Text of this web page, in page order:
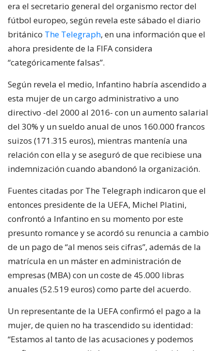
era el secretario general del organismo rector del
fútbol europeo, según revela este sábado el diario
británico The Telegraph, en una información que el
ahora presidente de la FIFA considera
“categóricamente falsas”.
Según revela el medio, Infantino habría ascendido a
esta mujer de un cargo administrativo a uno
directivo -del 2000 al 2016- con un aumento salarial
del 30% y un sueldo anual de unos 160.000 francos
suizos (171.315 euros), mientras mantenía una
relación con ella y se aseguró de que recibiese una
indemnización cuando abandonó la organización.
Fuentes citadas por The Telegraph indicaron que el
entonces presidente de la UEFA, Michel Platini,
confrontó a Infantino en su momento por este
presunto romance y se acordó su renuncia a cambio
de un pago de “al menos seis cifras”, además de la
matrícula en un máster en administración de
empresas (MBA) con un coste de 45.000 libras
anuales (52.519 euros) como parte del acuerdo.
Un representante de la UEFA confirmó el pago a la
mujer, de quien no ha trascendido su identidad:
“Estamos al tanto de las acusaciones y podemos